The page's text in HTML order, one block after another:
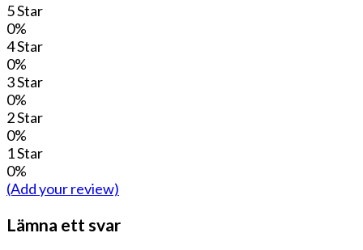
5 Star
0%
4 Star
0%
3 Star
0%
2 Star
0%
1 Star
0%
(Add your review)
Lämna ett svar